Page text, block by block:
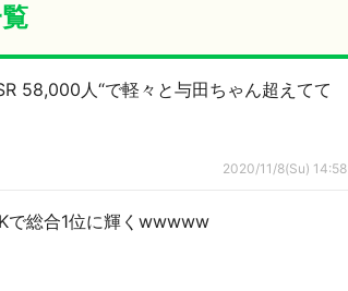
2020/11/8(Su) 14:58
で総合1位に輝くwwwww